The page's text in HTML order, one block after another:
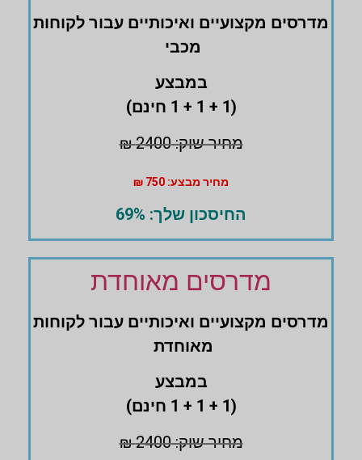
מדרסים ‏מקצועיים ואיכותיים עבור לקוחות
מכבי
במבצע
(1 + 1 + 1 חינם)
מחיר שוק: 2400 ₪
מחיר מבצע: 750 ₪
החיסכון שלך: 69%
מדרסים מאוחדת
מדרסים ‏מקצועיים ואיכותיים עבור לקוחות
מאוחדת
במבצע
(1 + 1 + 1 חינם)
מחיר שוק: 2400 ₪